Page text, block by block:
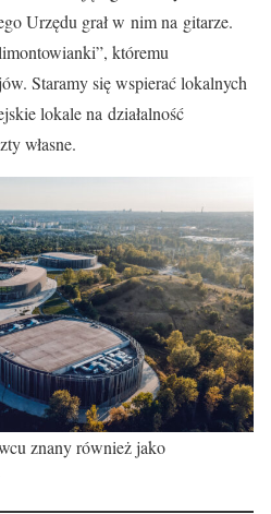
Urzędu grał w nim na gitarze.
któremu
Staramy się wspierać lokalnych
lokale na działalność
własne.
znany również jako